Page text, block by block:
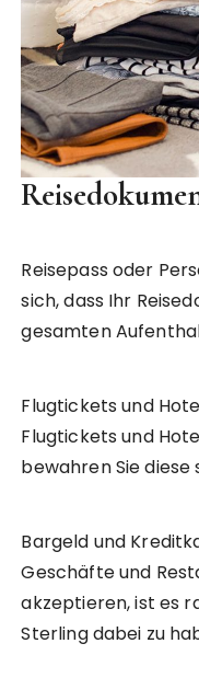
Reisepass oder
sich, dass Ihr
gesamten
Flugtickets und
Flugtickets und
bewahren Sie diese
Bargeld und
Geschäfte und
akzeptieren, ist es
Sterling dabei zu